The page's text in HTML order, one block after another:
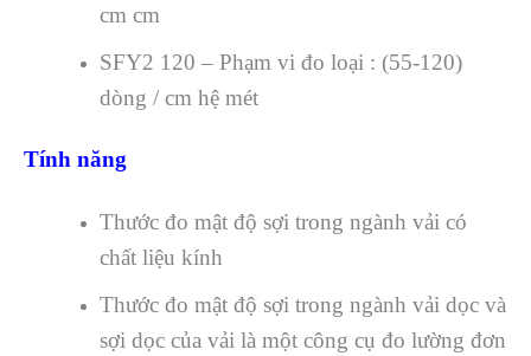
cm cm
SFY2 120 – Phạm vi đo loại : (55-120)
dòng / cm hệ mét
Tính năng
Thước đo mật độ sợi trong ngành vải có
chất liệu kính
Thước đo mật độ sợi trong ngành vải dọc và
sợi dọc của vải là một công cụ đo lường đơn